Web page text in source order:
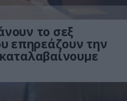
το σεξ
επηρεάζουν την